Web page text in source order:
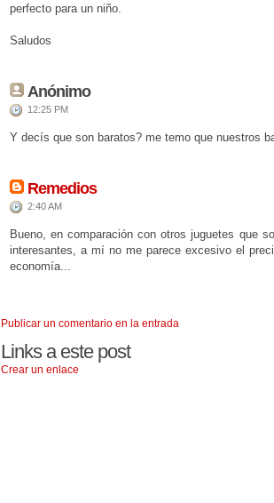
perfecto para un niño.
Saludos
Anónimo
12:25 PM
Y decís que son baratos? me temo que nuestros
Remedios
2:40 AM
Bueno, en comparación con otros juguetes que
interesantes, a mí no me parece excesivo el
economía...
Publicar un comentario en la entrada
Links a este post
Crear un enlace